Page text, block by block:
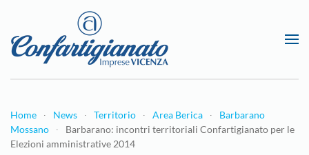
Passa al contenuto principale
Home News Territorio Area Berica
Barbarano
Mossano
Barbarano: incontri territoriali Confartigianato per le
Elezioni amministrative 2014